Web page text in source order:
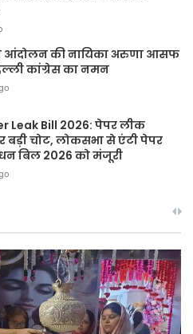
आंदोलन की नायिका अरुणा आसफ
कांग्रेस का नमन
Leak Bill 2026: पेपर लीक
बड़ी चोट, लोकसभा से एंटी पेपर
बिल 2026 को मंजूरी
हर